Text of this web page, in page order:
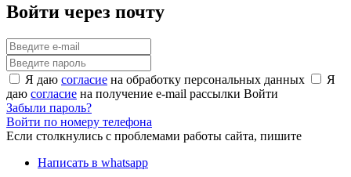
Войти через почту
Я даю согласие на обработку персональных данных
Я
даю согласие на получение e-mail рассылки Войти
Забыли пароль?
Войти по номеру телефона
Если столкнулись с проблемами работы сайта, пишите
Написать в whatsapp